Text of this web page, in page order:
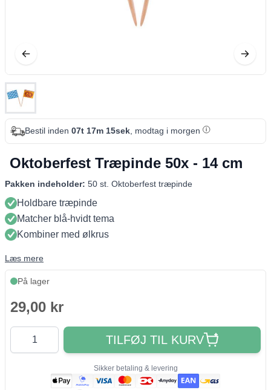
Bestil inden 07t 17m 14sek, modtag i morgen
Oktoberfest Træpinde 50x - 14 cm
Pakken indeholder: 50 st. Oktoberfest træpinde
Holdbare træpinde
Matcher blå-hvidt tema
Kombiner med ølkrus
Læs mere
På lager
29,00 kr
Antal
TILFØJ TIL KURV
Sikker betaling & levering